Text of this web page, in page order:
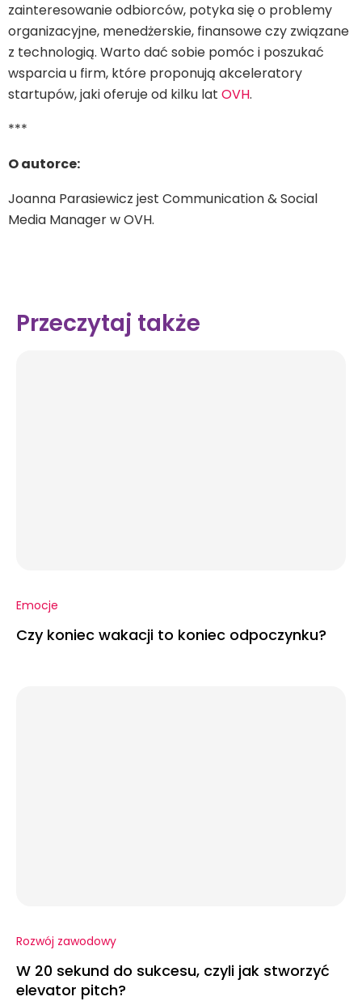
zainteresowanie odbiorców, potyka się o problemy
organizacyjne, menedżerskie, finansowe czy związane
z technologią. Warto dać sobie pomóc i poszukać
wsparcia u firm, które proponują akceleratory
startupów, jaki oferuje od kilku lat OVH.
***
O autorce:
Joanna Parasiewicz jest Communication & Social
Media Manager w OVH.
Przeczytaj także
Emocje
Czy koniec wakacji to koniec odpoczynku?
Rozwój zawodowy
W 20 sekund do sukcesu, czyli jak stworzyć
elevator pitch?